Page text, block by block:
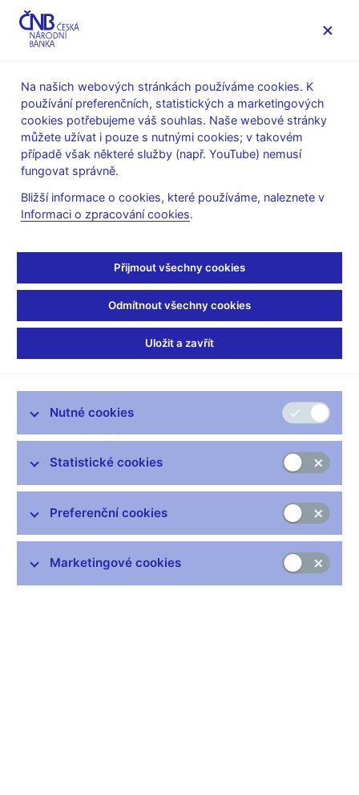
MENU
Úvod Dohled a regulace
Ochrana spotřebitele
Chraňte své peníze!
Chraňte své peníze!
Volal vám někdo, kdo se vydával za zaměstnance ČNB a
žádal po vás citlivé osobní údaje nebo převod peněz? Víte,
Na co si dát pozor, než začnete investovat?
Na této stránce najdete praktické rady a užitečné informace,
které vám pomohou lépe se orientovat ve světe financí.
Na našich webových stránkách používáme cookies. K
používání preferenčních, statistických a marketingových
cookies potřebujeme váš souhlas. Naše webové stránky
můžete užívat i pouze s nutnými cookies; v takovém
případě však některé služby (např. YouTube) nemusí
fungovat správně.
Bližší informace o cookies, které používáme, naleznete v
Informaci o zpracování cookies.
Přijmout všechny cookies
Odmítnout všechny cookies
Uložit a zavřít
Nutné cookies
Statistické cookies
Preferenční cookies
Marketingové cookies